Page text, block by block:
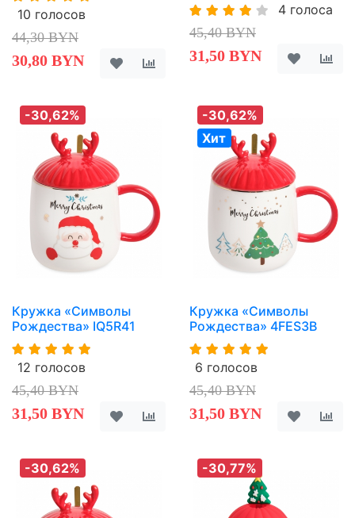
10 голосов
44,30 BYN
30,80 BYN
4 голоса
45,40 BYN
31,50 BYN
-30,62%
Кружка «Символы
Рождества» IQ5R41
12 голосов
45,40 BYN
31,50 BYN
-30,62%
Хит
Кружка «Символы
Рождества» 4FES3B
6 голосов
45,40 BYN
31,50 BYN
-30,62% -30,77%